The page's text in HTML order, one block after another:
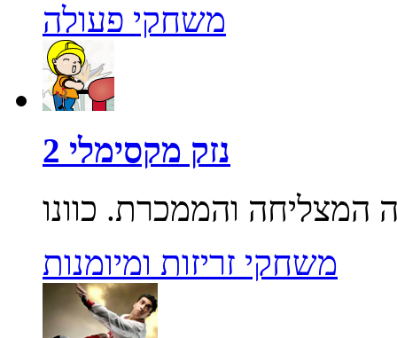
משחקי פעולה
נזק מקסימלי 2
משחקי זריזות ומיומנות